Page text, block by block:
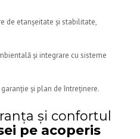
de etanșeitate și stabilitate,
și integrare cu sisteme
și plan de întreținere.
și confortul
pe acoperis